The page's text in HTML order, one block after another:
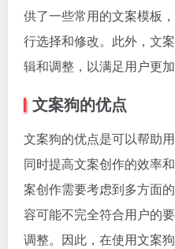
供了一些常用的文案模板
行选择和修改。此外，文
辑和调整，以满足用户更加
文案狗的优点
文案狗的优点是可以帮助
同时提高文案创作的效率
案创作需要考虑到多方面
容可能不完全符合用户的
调整。因此，在使用文案